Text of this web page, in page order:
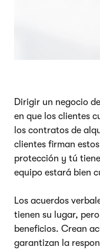
Dirigir un negocio
en que los clientes
los contratos de
clientes firman
protección y tú
equipo estará bien
Los acuerdos
tienen su lugar,
beneficios. Crean
garantizan la